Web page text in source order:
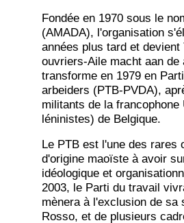
Fondée en 1970 sous le
(AMADA), l'organisation
années plus tard et
ouvriers-Aile macht aan
transforme en 1979 en
arbeiders (PTB-PVDA),
militants de la
léninistes) de Belgique.
Le PTB est l'une des
d'origine maoïste à avoir
idéologique et
2003, le Parti du travail
mènera à l'exclusion de sa
Rosso, et de plusieurs